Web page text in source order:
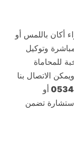
أكان باللمس أو
مباشرة وتوكيل
للمحاماة
الاتصال بنا
أو
تضمن